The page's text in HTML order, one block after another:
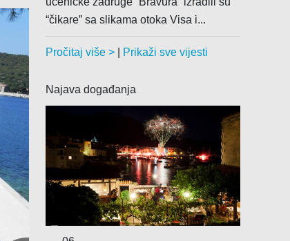
“čikare” sa slikama otoka Visa i...
Pročitaj više > Prikaži sve vijesti
Najava događanja